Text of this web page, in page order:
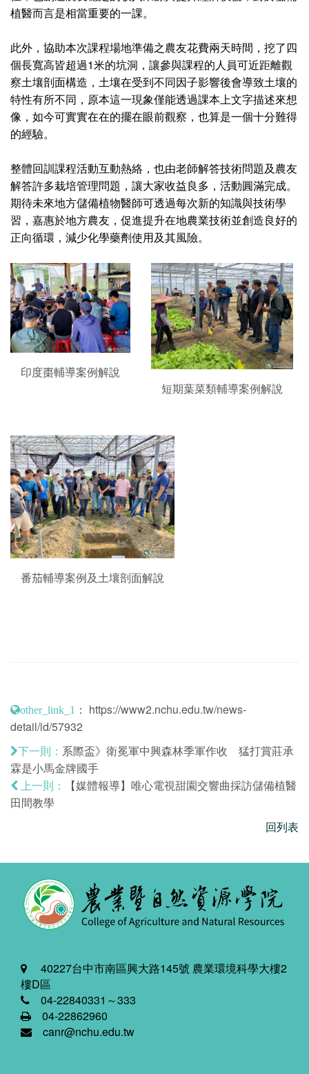
植醫而言是相當重要的一課。
此外，協助本次課程場地準備之農友花費兩天時間，挖了四
個長寬高皆超過1米的坑洞，讓參與課程的人員可近距離觀
察土壤剖面構造，土壤在受到不同因子影響後會導致土壤的
特性有所不同，原本這一現象僅能透過課本上文字描述來想
像，如今可實實在在的擺在眼前觀察，也算是一個十分難得
的經驗。
整體回訓課程活動互動熱絡，也由老師解答技術問題及農友
解答許多栽培管理問題，讓大家收益良多，活動圓滿完成。
期待未來地方儲備植物醫師可透過每次新的知識與技術學
習，嘉惠於地方農友，促進提升在地農業技術並創造良好的
正向循環，減少化學藥劑使用及其風險。
印度棗輔導案例解說
短期葉菜類輔導案例解說
番茄輔導案例及土壤剖面解說
other_link_1 ： https://www2.nchu.edu.tw/news-
detail/id/57932
下一則： 系際盃》衛冕軍中興森林季軍作收 猛打賞莊承
霖是小馬金牌國手
上一則：
【媒體報導】唯心電視甜園交響曲採訪儲備植醫
田間教學
回列表
40227台中市南區興大路145號 農業環境科學大樓2
樓D區
04-22840331～333
04-22862960
canr@nchu.edu.tw